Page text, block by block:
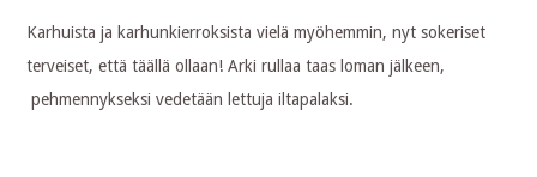
Karhuista ja karhunkierroksista vielä myöhemmin, nyt sokeriset
terveiset, että täällä ollaan! Arki rullaa taas loman jälkeen,
pehmennykseksi vedetään lettuja iltapalaksi.